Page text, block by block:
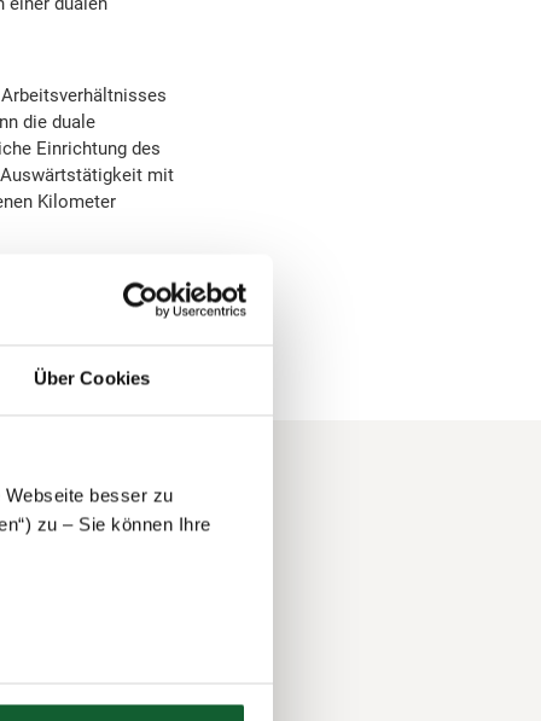
Über Cookies
besser zu
zu – Sie können Ihre
Arbeitsverhältnisses
die duale
Einrichtung des
mit
Kilometer